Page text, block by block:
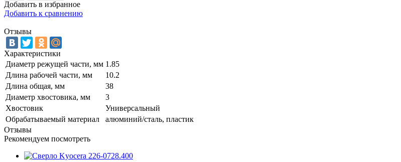
Добавить в избранное
Добавить к сравнению
Отзывы
Характеристики
Диаметр режущей части, мм 1.85
Длина рабочей части, мм
10.2
Длина общая, мм
38
Диаметр хвостовика, мм
3
Хвостовик
Универсальный
Обрабатываемый материал
алюминий/сталь, пластик
Отзывы
Рекомендуем посмотреть